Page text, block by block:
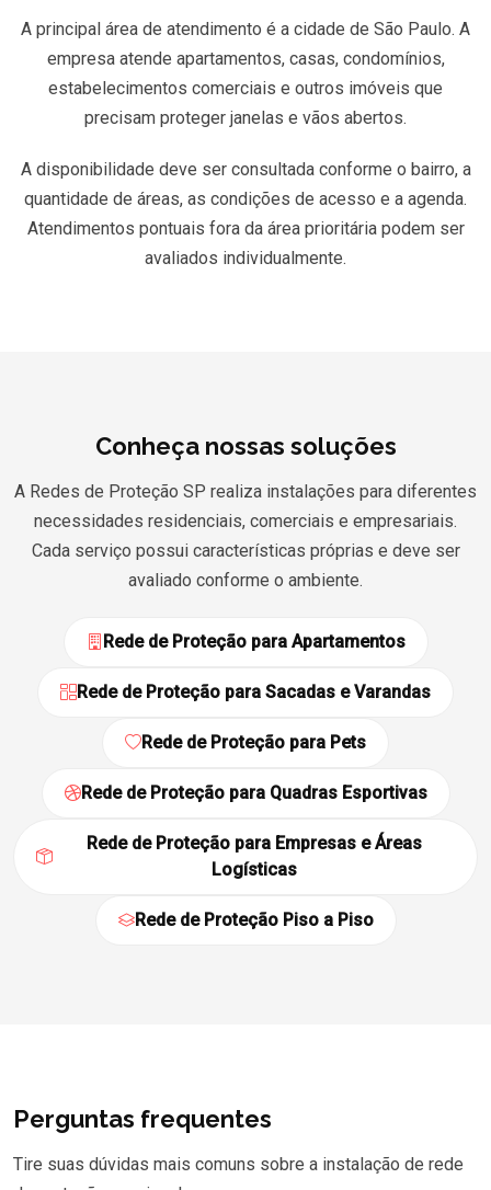
A principal área de atendimento é a cidade de São Paulo. A
empresa atende apartamentos, casas, condomínios,
estabelecimentos comerciais e outros imóveis que
precisam proteger janelas e vãos abertos.
A disponibilidade deve ser consultada conforme o bairro, a
quantidade de áreas, as condições de acesso e a agenda.
Atendimentos pontuais fora da área prioritária podem ser
avaliados individualmente.
Conheça nossas soluções
A Redes de Proteção SP realiza instalações para diferentes
necessidades residenciais, comerciais e empresariais.
Cada serviço possui características próprias e deve ser
avaliado conforme o ambiente.
Rede de Proteção para Apartamentos
Rede de Proteção para Sacadas e Varandas
Rede de Proteção para Pets
Rede de Proteção para Quadras Esportivas
Rede de Proteção para Empresas e Áreas
Logísticas
Rede de Proteção Piso a Piso
Perguntas frequentes
Tire suas dúvidas mais comuns sobre a instalação de rede